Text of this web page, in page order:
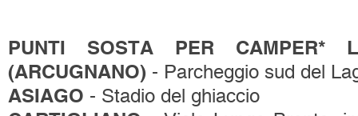
PUNTI SOSTA PER CAMPER*
(ARCUGNANO) - Parcheggio sud del
ASIAGO - Stadio del ghiaccio